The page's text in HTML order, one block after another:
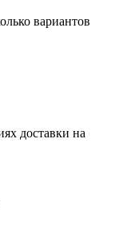
вариантов
доставки на